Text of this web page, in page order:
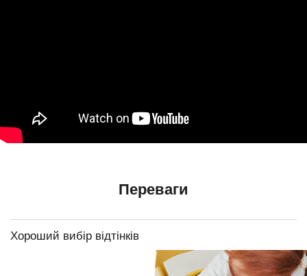
Переваги
Хороший вибір відтінків